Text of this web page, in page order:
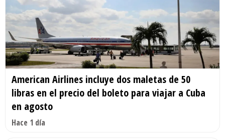
American Airlines incluye dos maletas de 50
libras en el precio del boleto para viajar a Cuba
en agosto
Hace 1 día